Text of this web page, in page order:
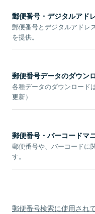
郵便番号・デジタルアド
郵便番号とデジタルアドレ
を提供。
郵便番号データのダウン
各種データのダウンロード
更新）
郵便番号・バーコードマ
郵便番号や、バーコードに
す。
郵便番号検索に使用され